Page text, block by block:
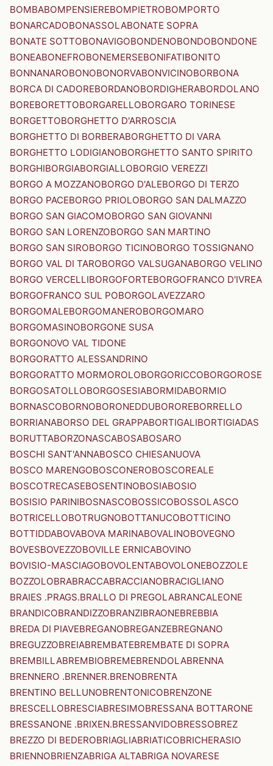
BOMBABOMPENSIEREBOMPIETROBOMPORTO
BONARCADOBONASSOLABONATE SOPRA
BONATE SOTTOBONAVIGOBONDENOBONDOBONDONE
BONEABONEFROBONEMERSEBONIFATIBONITO
BONNANAROBONOBONORVABONVICINOBORBONA
BORCA DI CADOREBORDANOBORDIGHERABORDOLANO
BOREBORETTOBORGARELLOBORGARO TORINESE
BORGETTOBORGHETTO D'ARROSCIA
BORGHETTO DI BORBERABORGHETTO DI VARA
BORGHETTO LODIGIANOBORGHETTO SANTO SPIRITO
BORGHIBORGIABORGIALLOBORGIO VEREZZI
BORGO A MOZZANOBORGO D'ALEBORGO DI TERZO
BORGO PACEBORGO PRIOLOBORGO SAN DALMAZZO
BORGO SAN GIACOMOBORGO SAN GIOVANNI
BORGO SAN LORENZOBORGO SAN MARTINO
BORGO SAN SIROBORGO TICINOBORGO TOSSIGNANO
BORGO VAL DI TAROBORGO VALSUGANABORGO VELINO
BORGO VERCELLIBORGOFORTEBORGOFRANCO D'IVREA
BORGOFRANCO SUL POBORGOLAVEZZARO
BORGOMALEBORGOMANEROBORGOMARO
BORGOMASINOBORGONE SUSA
BORGONOVO VAL TIDONE
BORGORATTO ALESSANDRINO
BORGORATTO MORMOROLOBORGORICCOBORGOROSE
BORGOSATOLLOBORGOSESIABORMIDABORMIO
BORNASCOBORNOBORONEDDUBOROREBORRELLO
BORRIANABORSO DEL GRAPPABORTIGALIBORTIGIADAS
BORUTTABORZONASCABOSABOSARO
BOSCHI SANT'ANNABOSCO CHIESANUOVA
BOSCO MARENGOBOSCONEROBOSCOREALE
BOSCOTRECASEBOSENTINOBOSIABOSIO
BOSISIO PARINIBOSNASCOBOSSICOBOSSOLASCO
BOTRICELLOBOTRUGNOBOTTANUCOBOTTICINO
BOTTIDDABOVABOVA MARINABOVALINOBOVEGNO
BOVESBOVEZZOBOVILLE ERNICABOVINO
BOVISIO-MASCIAGOBOVOLENTABOVOLONEBOZZOLE
BOZZOLOBRABRACCABRACCIANOBRACIGLIANO
BRAIES .PRAGS.BRALLO DI PREGOLABRANCALEONE
BRANDICOBRANDIZZOBRANZIBRAONEBREBBIA
BREDA DI PIAVEBREGANOBREGANZEBREGNANO
BREGUZZOBREIABREMBATEBREMBATE DI SOPRA
BREMBILLABREMBIOBREMEBRENDOLABRENNA
BRENNERO .BRENNER.BRENOBRENTA
BRENTINO BELLUNOBRENTONICOBRENZONE
BRESCELLOBRESCIABRESIMOBRESSANA BOTTARONE
BRESSANONE .BRIXEN.BRESSANVIDOBRESSOBREZ
BREZZO DI BEDEROBRIAGLIABRIATICOBRICHERASIO
BRIENNOBRIENZABRIGA ALTABRIGA NOVARESE